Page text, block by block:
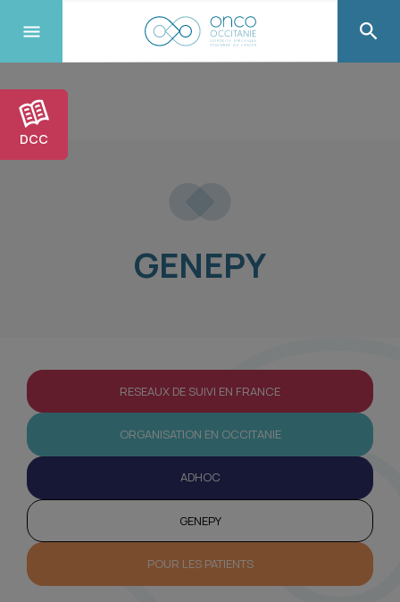
DCC
GENEPY
RESEAUX DE SUIVI EN FRANCE
ORGANISATION EN OCCITANIE
ADHOC
GENEPY
POUR LES PATIENTS